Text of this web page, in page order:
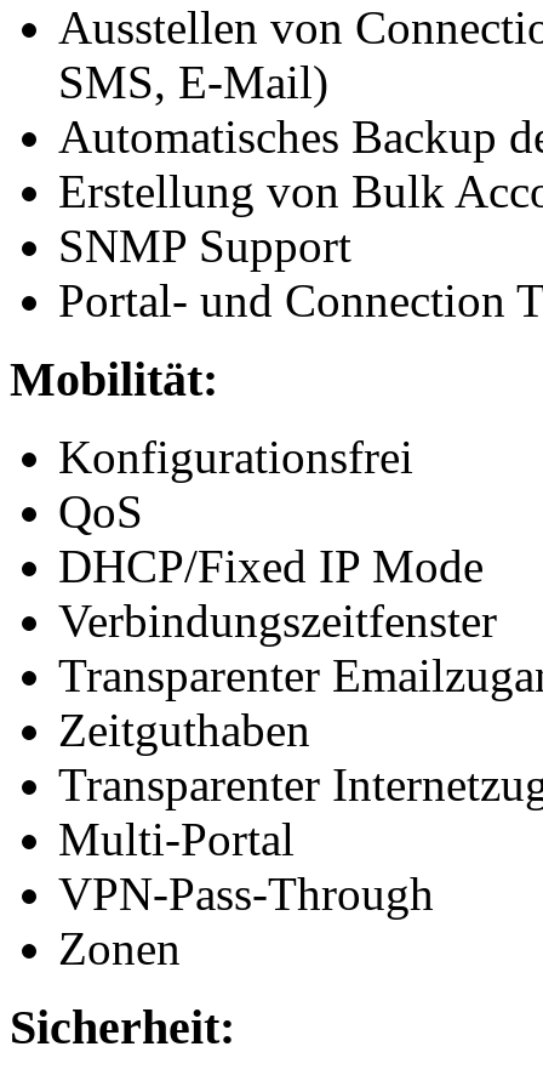
Ausstellen von
SMS, E-Mail)
Automatisches Backup
Erstellung von Bulk
SNMP Support
Portal- und Connection
Mobilität:
Konfigurationsfrei
QoS
DHCP/Fixed IP Mode
Verbindungszeitfenster
Transparenter
Zeitguthaben
Transparenter
Multi-Portal
VPN-Pass-Through
Zonen
Sicherheit: